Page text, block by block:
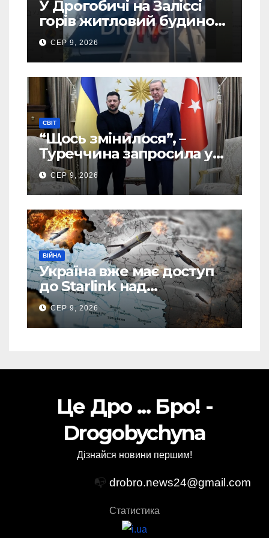
У Дрогобичі на Заліссі
горів житловий будинок
(Відео)
СЕР 9, 2026
СВІТ
“Щось змінилося”, –
Туреччина запросила у
США дозвіл передати
Україні ATACMS та M270
СЕР 9, 2026
ВІЙНА
Україна вже має доступ
до Starlink над
територією Росії: в одній
спеціальній зоні – ЗМІ
СЕР 9, 2026
Це Дро ... Бро! -
Drogobychyna
Дізнайся новини першим!
📭 drobro.news24@gmail.com
Статистика